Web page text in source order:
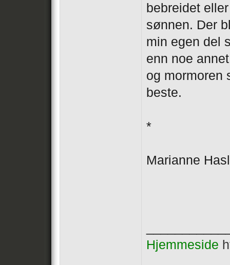
bebreidet
sønnen. Der
min egen del
enn noe
og mormoren
beste.
*
Marianne
Hjemmeside